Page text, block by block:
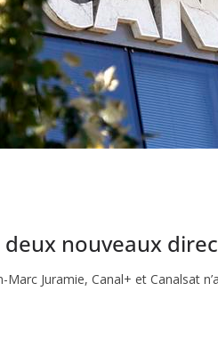
nouveaux
Juramie, Canal+ et Canalsat